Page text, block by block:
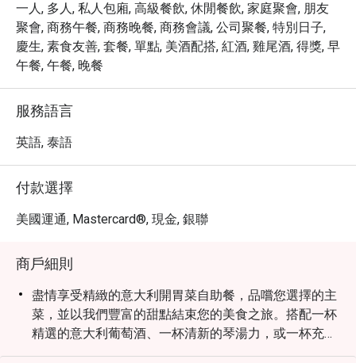
一人, 多人, 私人包廂, 高級餐飲, 休閒餐飲, 家庭聚會, 朋友
聚會, 商務午餐, 商務晚餐, 商務會議, 公司聚餐, 特別日子,
慶生, 素食友善, 套餐, 單點, 美酒配搭, 紅酒, 雞尾酒, 得獎, 早
午餐, 午餐, 晚餐
服務語言
英語, 泰語
付款選擇
美國運通, Mastercard®, 現金, 銀聯
商戶細則
盡情享受精緻的意大利開胃菜自助餐，品嚐您選擇的主
菜，並以我們豐富的甜點結束您的美食之旅。搭配一杯
精選的意大利葡萄酒、一杯清新的琴湯力，或一杯充滿
活力的阿佩羅雞尾酒。 PORTOFINO之夜 第二輯 - 盡情